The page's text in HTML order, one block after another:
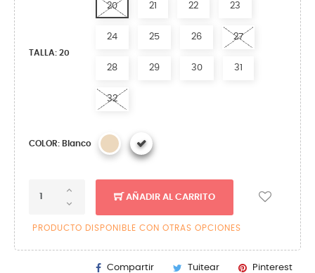
TALLA: 20
20 21 22 23
24 25 26 27
28 29 30 31
32
COLOR: Blanco
AÑADIR AL CARRITO
PRODUCTO DISPONIBLE CON OTRAS OPCIONES
Compartir Tuitear Pinterest